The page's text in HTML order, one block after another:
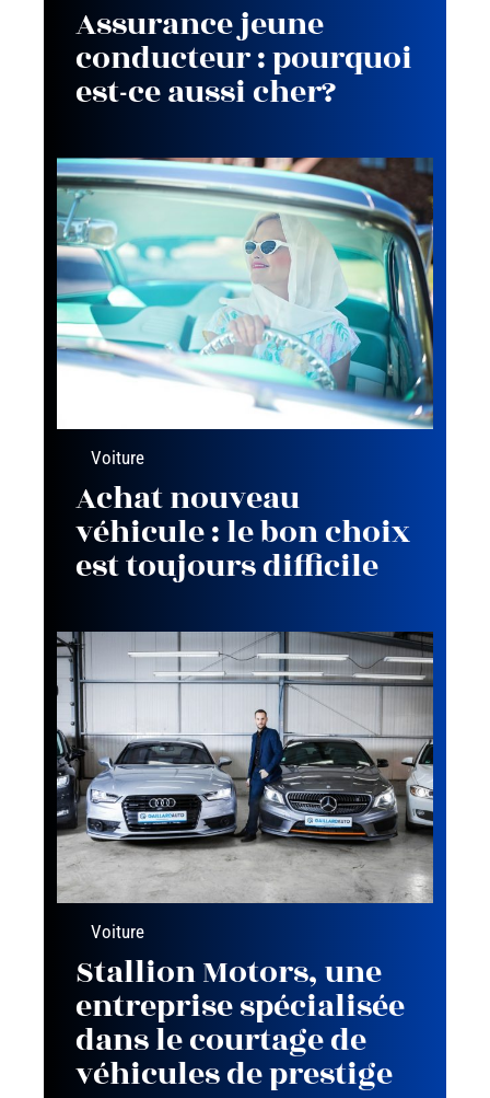
Assurance jeune
conducteur : pourquoi
est-ce aussi cher?
Voiture
Achat nouveau
véhicule : le bon choix
est toujours difficile
Voiture
Stallion Motors, une
entreprise spécialisée
dans le courtage de
véhicules de prestige